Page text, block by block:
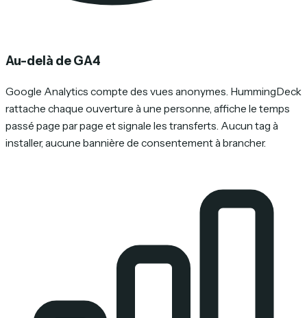
Au-delà de GA4
Google Analytics compte des vues anonymes. HummingDeck
rattache chaque ouverture à une personne, affiche le temps
passé page par page et signale les transferts. Aucun tag à
installer, aucune bannière de consentement à brancher.